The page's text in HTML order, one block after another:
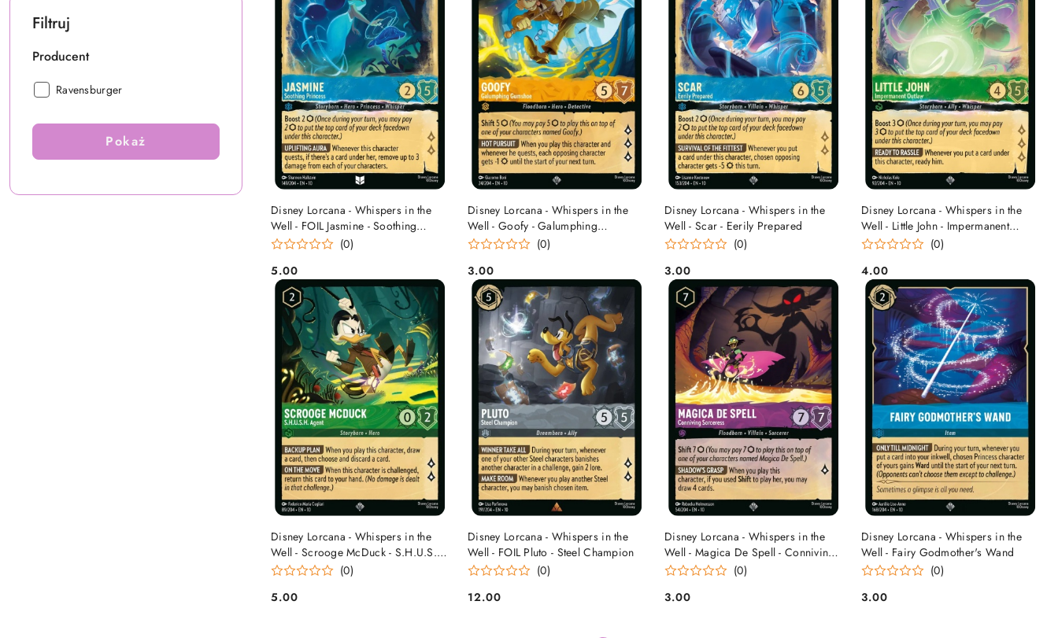
Filtruj
Producent
Producent:
Ravensburger
Pokaż
Disney Lorcana - Whispers in the
Well - FOIL Jasmine - Soothing
Princess
(0)
Cena:
5.00
DO KOSZYKA
Disney Lorcana - Whispers in the
Well - Goofy - Galumphing
Gumshoe
(0)
Cena:
3.00
DO KOSZYKA
Disney Lorcana - Whispers in the
Well - Scar - Eerily Prepared
(0)
Cena:
3.00
DO KOSZYKA
Disney Lorcana - Whispers in the
Well - Little John - Impermanent
Outlaw
(0)
Cena:
4.00
DO KOSZYKA
Disney Lorcana - Whispers in the
Well - Scrooge McDuck - S.H.U.S.H.
Agent
(0)
Cena:
5.00
DO KOSZYKA
Disney Lorcana - Whispers in the
Well - FOIL Pluto - Steel Champion
(0)
Cena:
12.00
DO KOSZYKA
Disney Lorcana - Whispers in the
Well - Magica De Spell - Conniving
Sorceress
(0)
Cena:
3.00
DO KOSZYKA
Disney Lorcana - Whispers in the
Well - Fairy Godmother's Wand
(0)
Cena:
3.00
DO KOSZYKA